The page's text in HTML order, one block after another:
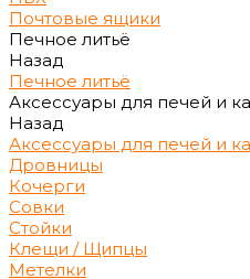
Почтовые ящики
Печное литьё
Назад
Печное литьё
Аксессуары для печей и
Назад
Аксессуары для печей и
Дровницы
Кочерги
Совки
Стойки
Клещи / Щипцы
Метелки